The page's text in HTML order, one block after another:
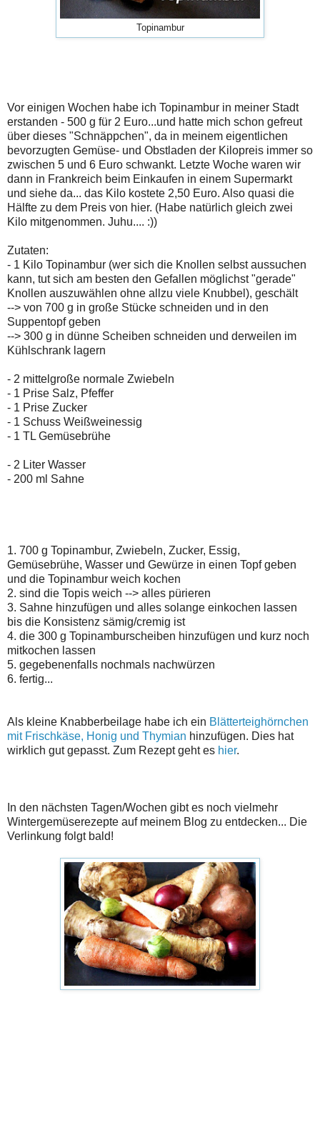
Topinambur
Vor einigen Wochen habe ich Topinambur in meiner Stadt
erstanden - 500 g für 2 Euro...und hatte mich schon gefreut
über dieses "Schnäppchen", da in meinem eigentlichen
bevorzugten Gemüse- und Obstladen der Kilopreis immer so
zwischen 5 und 6 Euro schwankt. Letzte Woche waren wir
dann in Frankreich beim Einkaufen in einem Supermarkt
und siehe da... das Kilo kostete 2,50 Euro. Also quasi die
Hälfte zu dem Preis von hier. (Habe natürlich gleich zwei
Kilo mitgenommen. Juhu.... :))
Zutaten:
- 1 Kilo Topinambur (wer sich die Knollen selbst aussuchen
kann, tut sich am besten den Gefallen möglichst "gerade"
Knollen auszuwählen ohne allzu viele Knubbel), geschält
--> von 700 g in große Stücke schneiden und in den
Suppentopf geben
--> 300 g in dünne Scheiben schneiden und derweilen im
Kühlschrank lagern
- 2 mittelgroße normale Zwiebeln
- 1 Prise Salz, Pfeffer
- 1 Prise Zucker
- 1 Schuss Weißweinessig
- 1 TL Gemüsebrühe
- 2 Liter Wasser
- 200 ml Sahne
1. 700 g Topinambur, Zwiebeln, Zucker, Essig,
Gemüsebrühe, Wasser und Gewürze in einen Topf geben
und die Topinambur weich kochen
2. sind die Topis weich --> alles pürieren
3. Sahne hinzufügen und alles solange einkochen lassen
bis die Konsistenz sämig/cremig ist
4. die 300 g Topinamburscheiben hinzufügen und kurz noch
mitkochen lassen
5. gegebenenfalls nochmals nachwürzen
6. fertig...
Als kleine Knabberbeilage habe ich ein Blätterteighörnchen
mit Frischkäse, Honig und Thymian hinzufügen. Dies hat
wirklich gut gepasst. Zum Rezept geht es hier.
In den nächsten Tagen/Wochen gibt es noch vielmehr
Wintergemüserezepte auf meinem Blog zu entdecken... Die
Verlinkung folgt bald!